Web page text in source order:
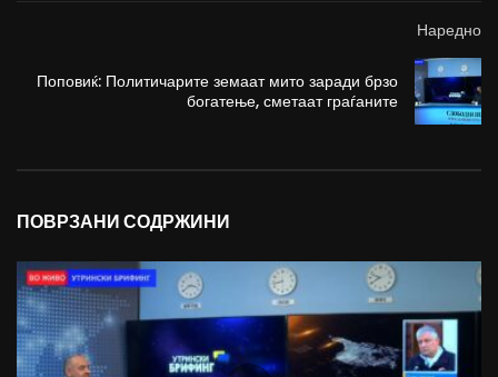
Наредно
Поповиќ: Политичарите земаат мито заради брзо
богатење, сметаат граѓаните
ПОВРЗАНИ СОДРЖИНИ